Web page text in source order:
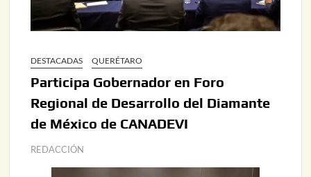
DESTACADAS QUERÉTARO
Participa Gobernador en Foro
Regional de Desarrollo del Diamante
de México de CANADEVI
REDACCIÓN